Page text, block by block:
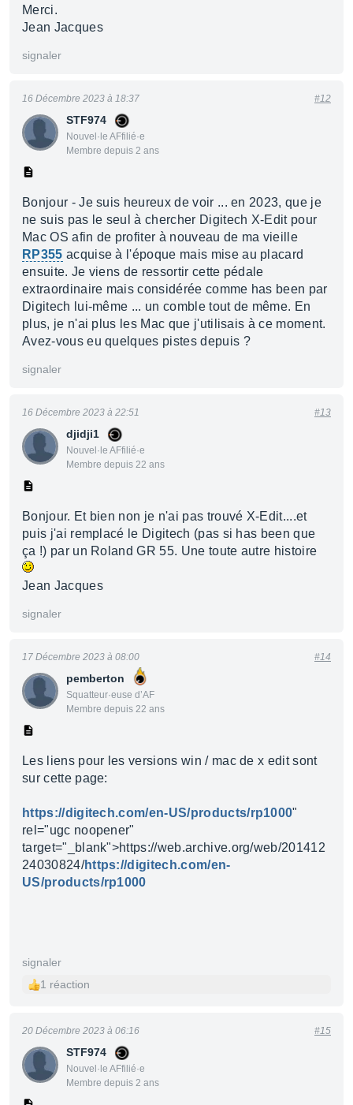
Merci.
Jean Jacques
signaler
STF974
Nouvel·le AFfilié·e
Membre depuis 2 ans
16 Décembre 2023 à 18:37 #12
Bonjour - Je suis heureux de voir ... en 2023, que je
ne suis pas le seul à chercher Digitech X-Edit pour
Mac OS afin de profiter à nouveau de ma vieille
RP355 acquise à l'époque mais mise au placard
ensuite. Je viens de ressortir cette pédale
extraordinaire mais considérée comme has been par
Digitech lui-même ... un comble tout de même. En
plus, je n'ai plus les Mac que j'utilisais à ce moment.
Avez-vous eu quelques pistes depuis ?
signaler
djidji1
Nouvel·le AFfilié·e
Membre depuis 22 ans
16 Décembre 2023 à 22:51 #13
Bonjour. Et bien non je n'ai pas trouvé X-Edit....et
puis j'ai remplacé le Digitech (pas si has been que
ça !) par un Roland GR 55. Une toute autre histoire
Jean Jacques
signaler
pemberton
Squatteur·euse d’AF
Membre depuis 22 ans
17 Décembre 2023 à 08:00 #14
Les liens pour les versions win / mac de x edit sont
sur cette page:
https://digitech.com/en-US/products/rp1000"
rel="ugc noopener"
target="_blank">https://web.archive.org/web/201412
24030824/https://digitech.com/en-
US/products/rp1000
signaler
1 réaction
STF974
Nouvel·le AFfilié·e
Membre depuis 2 ans
20 Décembre 2023 à 06:16 #15